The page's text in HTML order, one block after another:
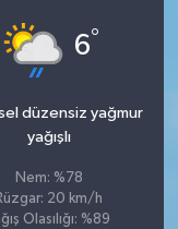
6°
düzensiz yağmur
yağışlı
Nem: %78
20 km/h
Olasılığı: %89